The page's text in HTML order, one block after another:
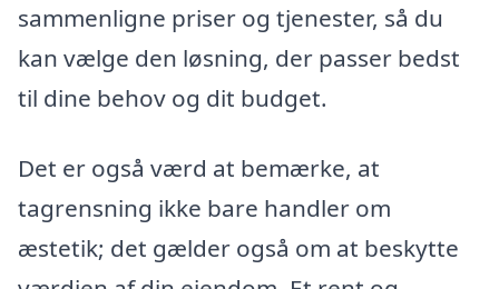
sammenligne priser og tjenester, så du
kan vælge den løsning, der passer bedst
til dine behov og dit budget.
Det er også værd at bemærke, at
tagrensning ikke bare handler om
æstetik; det gælder også om at beskytte